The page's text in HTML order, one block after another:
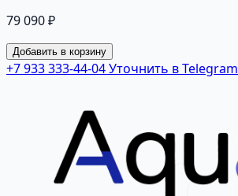
79 090 ₽
Добавить в корзину
+7 933 333-44-04Уточнить в Telegram